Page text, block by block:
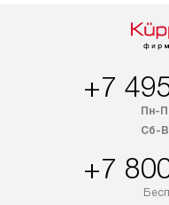
быть отправлены
в течение трех дней.
обсудите
приобретения с
Товары с
по Москве в
и отдельная
+7
Пн-
Сб-
+7